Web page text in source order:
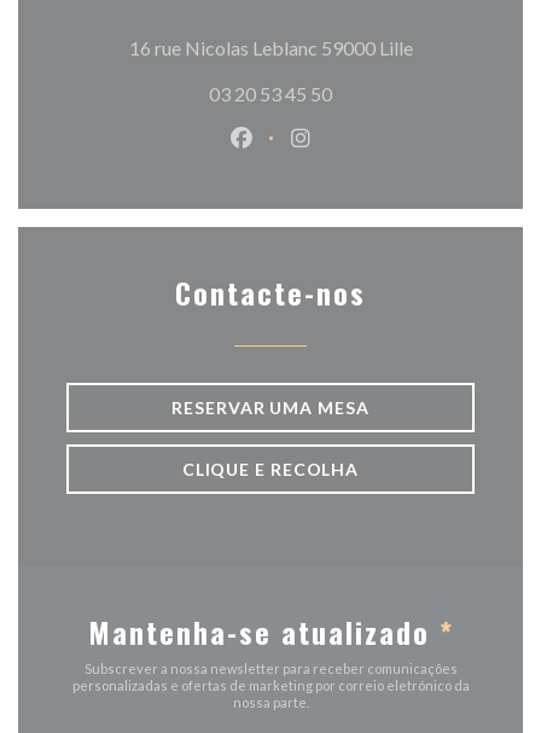
16 rue Nicolas Leblanc 59000 Lille((abre numa
03 20 53 45 50
Facebook ((abre numa nova
Instagram ((abre numa
Contacte-nos
RESERVAR UMA MESA
CLIQUE E RECOLHA
Mantenha-se atualizado *
Subscrever a nossa newsletter para receber comunicações
personalizadas e ofertas de marketing por correio eletrónico da
nossa parte.